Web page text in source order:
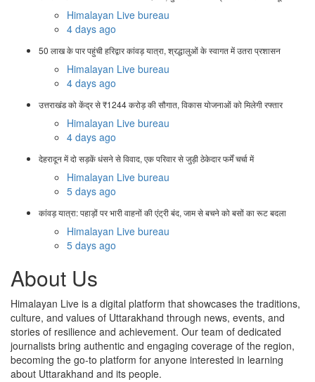
Himalayan Live bureau
4 days ago
50 लाख के पार पहुंची हरिद्वार कांवड़ यात्रा, श्रद्धालुओं के स्वागत में उतरा प्रशासन
Himalayan Live bureau
4 days ago
उत्तराखंड को केंद्र से ₹1244 करोड़ की सौगात, विकास योजनाओं को मिलेगी रफ्तार
Himalayan Live bureau
4 days ago
देहरादून में दो सड़कें धंसने से विवाद, एक परिवार से जुड़ी ठेकेदार फर्में चर्चा में
Himalayan Live bureau
5 days ago
कांवड़ यात्रा: पहाड़ों पर भारी वाहनों की एंट्री बंद, जाम से बचने को बसों का रूट बदला
Himalayan Live bureau
5 days ago
About Us
Himalayan Live is a digital platform that showcases the traditions,
culture, and values of Uttarakhand through news, events, and
stories of resilience and achievement. Our team of dedicated
journalists bring authentic and engaging coverage of the region,
becoming the go-to platform for anyone interested in learning
about Uttarakhand and its people.